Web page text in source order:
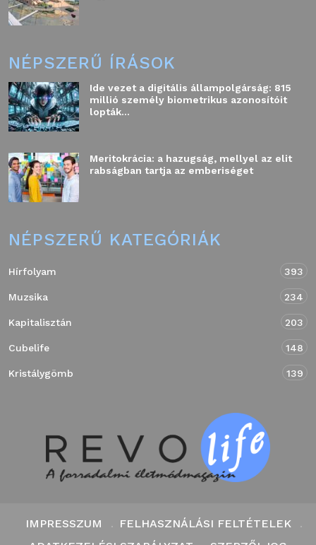
NÉPSZERŰ ÍRÁSOK
Ide vezet a digitális állampolgárság: 815
millió személy biometrikus azonosítóit
lopták...
Meritokrácia: a hazugság, mellyel az elit
rabságban tartja az emberiséget
NÉPSZERŰ KATEGÓRIÁK
Hírfolyam 393
Muzsika 234
Kapitalisztán 203
Cubelife 148
Kristálygömb 139
IMPRESSZUM
FELHASZNÁLÁSI FELTÉTELEK